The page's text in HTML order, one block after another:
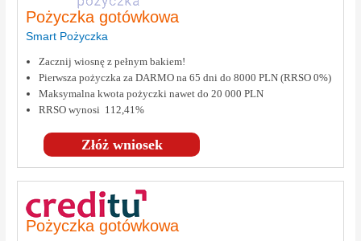
Pożyczka gotówkowa
Smart Pożyczka
Złóż wniosek
Zacznij wiosnę z pełnym bakiem!
Pierwsza pożyczka za DARMO na 65 dni do 8000 PLN (RRSO 0%)
Maksymalna kwota pożyczki nawet do 20 000 PLN
RRSO wynosi 112,41%
Pożyczka gotówkowa